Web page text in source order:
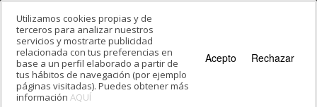
Estás en:
Utilizamos cookies propias y de
terceros para analizar nuestros
servicios y mostrarte publicidad
relacionada con tus preferencias en
base a un perfil elaborado a partir de
tus hábitos de navegación (por ejemplo
páginas visitadas). Puedes obtener más
información AQUÍ
Acepto Rechazar